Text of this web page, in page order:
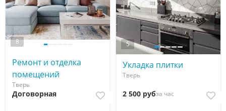
8
Ремонт и отделка
помещений
Тверь
Договорная
5
Укладка плитки
Тверь
2 500 рубза час